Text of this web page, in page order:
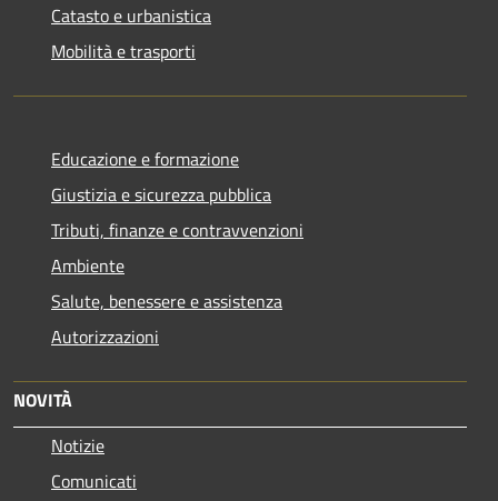
Catasto e urbanistica
Mobilità e trasporti
Educazione e formazione
Giustizia e sicurezza pubblica
Tributi, finanze e contravvenzioni
Ambiente
Salute, benessere e assistenza
Autorizzazioni
NOVITÀ
Notizie
Comunicati